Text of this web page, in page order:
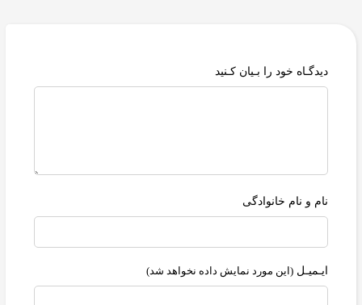
دیدگـاه خود را بـیان کـنید
نام و نام خانوادگی
ایـمیـل (این مورد نمایش داده نخواهد شد)